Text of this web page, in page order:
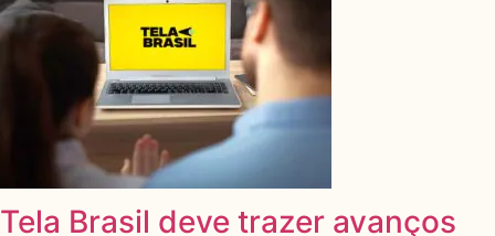
Tela Brasil deve trazer avanços